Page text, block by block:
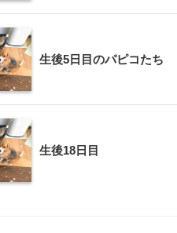
生後5日目のパピコたち
生後18日目